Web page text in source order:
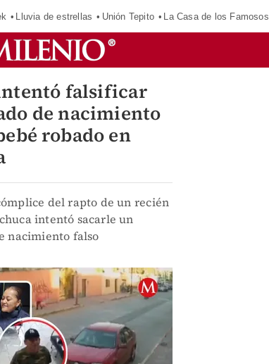
Lluvia de estrellas Unión Tepito La Casa de los Famosos
falsificar
de nacimiento
robado en
del rapto de un recién
intentó sacarle un
nacimiento falso